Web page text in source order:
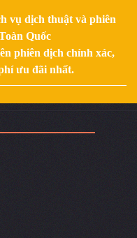
vụ dịch thuật và phiên
Quốc
phiên dịch chính xác,
ưu đãi nhất.